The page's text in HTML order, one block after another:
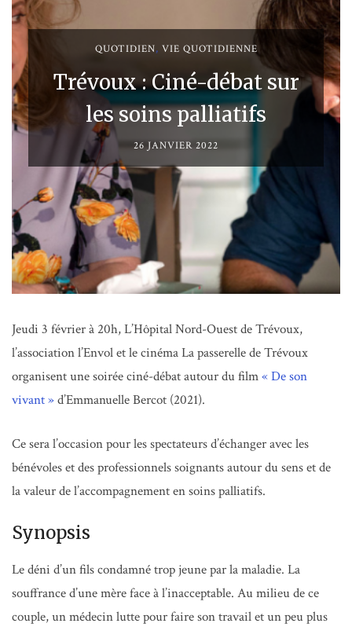
QUOTIDIEN, VIE QUOTIDIENNE
Trévoux : Ciné-débat sur
les soins palliatifs
26 JANVIER 2022
Jeudi 3 février à 20h, L’Hôpital Nord-Ouest de Trévoux,
l’association l’Envol et le cinéma La passerelle de Trévoux
organisent une soirée ciné-débat autour du film« De son
vivant »d’Emmanuelle Bercot (2021).
Ce sera l’occasion pour les spectateurs d’échanger avec les
bénévoles et des professionnels soignants autour du sens et de
la valeur de l’accompagnement en soins palliatifs.
Synopsis
Le déni d’un fils condamné trop jeune par la maladie. La
souffrance d’une mère face à l’inacceptable. Au milieu de ce
couple, un médecin lutte pour faire son travail et un peu plus